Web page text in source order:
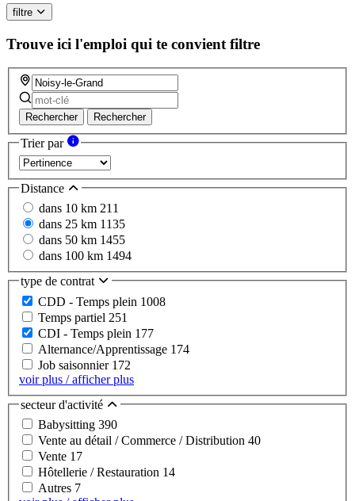
filtre
Trouve ici l'emploi qui te convient filtre
Rechercher Rechercher
Trier par
Distance
dans 10 km 211
dans 25 km 1135
dans 50 km 1455
dans 100 km 1494
type de contrat
CDD - Temps plein 1008
Temps partiel 251
CDI - Temps plein 177
Alternance/Apprentissage 174
Job saisonnier 172
voir plus / afficher plus
secteur d'activité
Babysitting 390
Vente au détail / Commerce / Distribution 40
Vente 17
Hôtellerie / Restauration 14
Autres 7